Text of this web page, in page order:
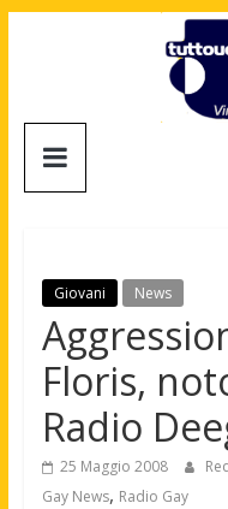
Motori,
gay
news
moda
maschile
Giovani News
Floris,
Radio
25 Maggio 2008
Gay News, Radio Gay